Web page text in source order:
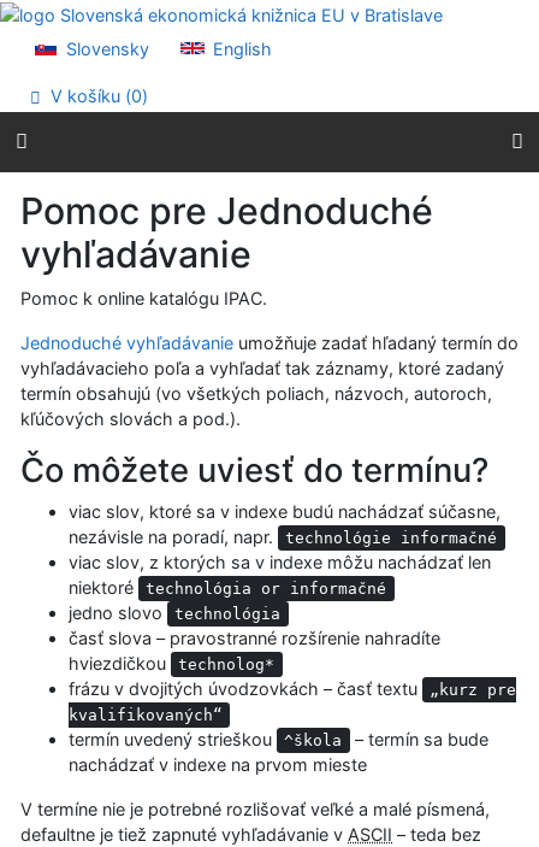
Prejsť na obsah
Prehlásenie o webovej prístupnosti
Slovensky English
V košíku (0)
Pomoc pre Jednoduché
vyhľadávanie
Pomoc k online katalógu IPAC.
Jednoduché vyhľadávanie umožňuje zadať hľadaný termín do
vyhľadávacieho poľa a vyhľadať tak záznamy, ktoré zadaný
termín obsahujú (vo všetkých poliach, názvoch, autoroch,
kľúčových slovách a pod.).
Čo môžete uviesť do termínu?
viac slov, ktoré sa v indexe budú nachádzať súčasne,
nezávisle na poradí, napr.
technológie informačné
viac slov, z ktorých sa v indexe môžu nachádzať len
niektoré
technológia or informačné
jedno slovo technológia
časť slova – pravostranné rozšírenie nahradíte
hviezdičkou
technolog*
frázu v dvojitých úvodzovkách – časť textu
„kurz pre
kvalifikovaných“
termín uvedený strieškou ^škola
– termín sa bude
nachádzať v indexe na prvom mieste
V termíne nie je potrebné rozlišovať veľké a malé písmená,
defaultne je tiež zapnuté vyhľadávanie v ASCII – teda bez